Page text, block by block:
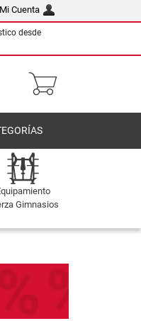
Mi Cuenta
desde
Gimnasios